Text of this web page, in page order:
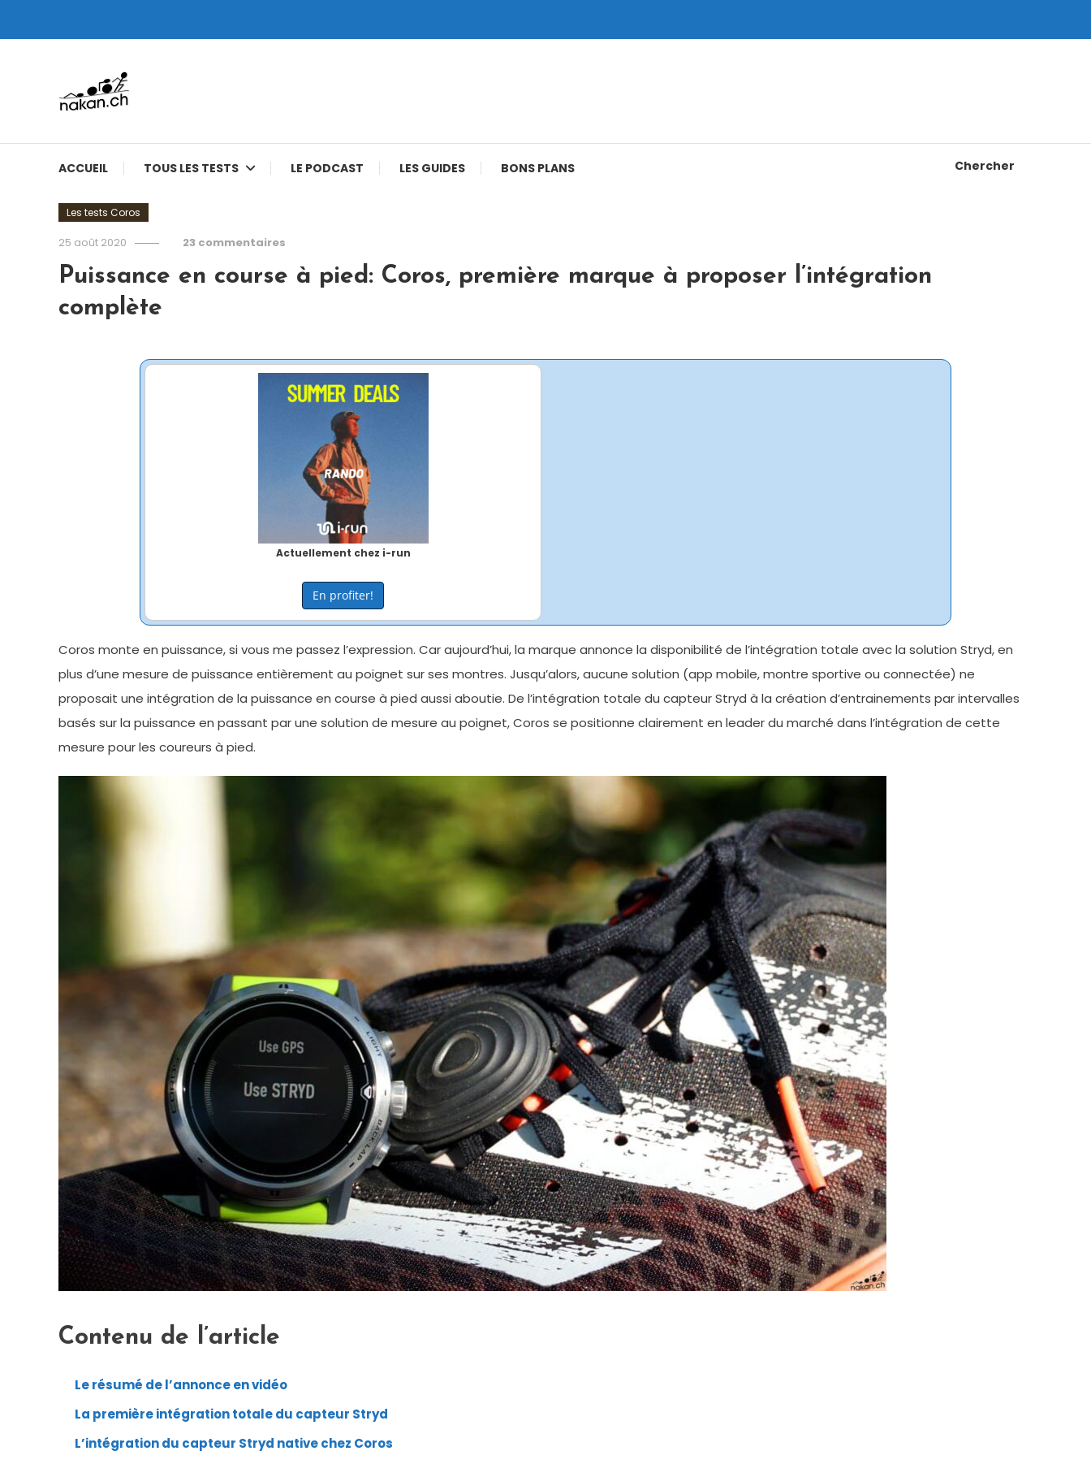
ACCUEIL TOUS LES TESTS LE PODCAST LES GUIDES BONS PLANS Chercher
Les tests Coros
25 août 2020 23 commentaires
Puissance en course à pied: Coros, première marque à proposer l’intégration
complète
Actuellement chez i-run
En profiter!
Coros monte en puissance, si vous me passez l’expression. Car aujourd’hui, la marque annonce la disponibilité de l’intégration totale avec la solution Stryd, en
plus d’une mesure de puissance entièrement au poignet sur ses montres. Jusqu’alors, aucune solution (app mobile, montre sportive ou connectée) ne
proposait une intégration de la puissance en course à pied aussi aboutie. De l’intégration totale du capteur Stryd à la création d’entrainements par intervalles
basés sur la puissance en passant par une solution de mesure au poignet, Coros se positionne clairement en leader du marché dans l’intégration de cette
mesure pour les coureurs à pied.
Contenu de l’article
Le résumé de l’annonce en vidéo
La première intégration totale du capteur Stryd
L’intégration du capteur Stryd native chez Coros